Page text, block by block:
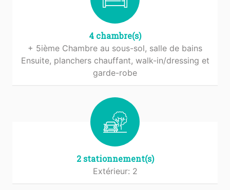
4 chambre(s)
+ 5ième Chambre au sous-sol, salle de bains
Ensuite, planchers chauffant, walk-in/dressing et
garde-robe
2 stationnement(s)
Extérieur: 2